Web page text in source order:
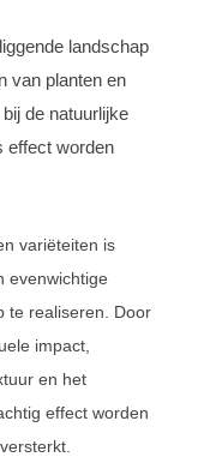
landschap
van planten en
de natuurlijke
effect worden
variëteiten is
evenwichtige
te realiseren. Door
impact,
en het
effect worden